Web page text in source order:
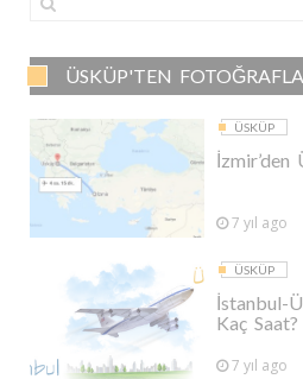
ÜSKÜP'TEN
ÜSKÜP
İzmir’den
7 yıl ago
ÜSKÜP
İstanbul-
Kaç Saat?
7 yıl ago